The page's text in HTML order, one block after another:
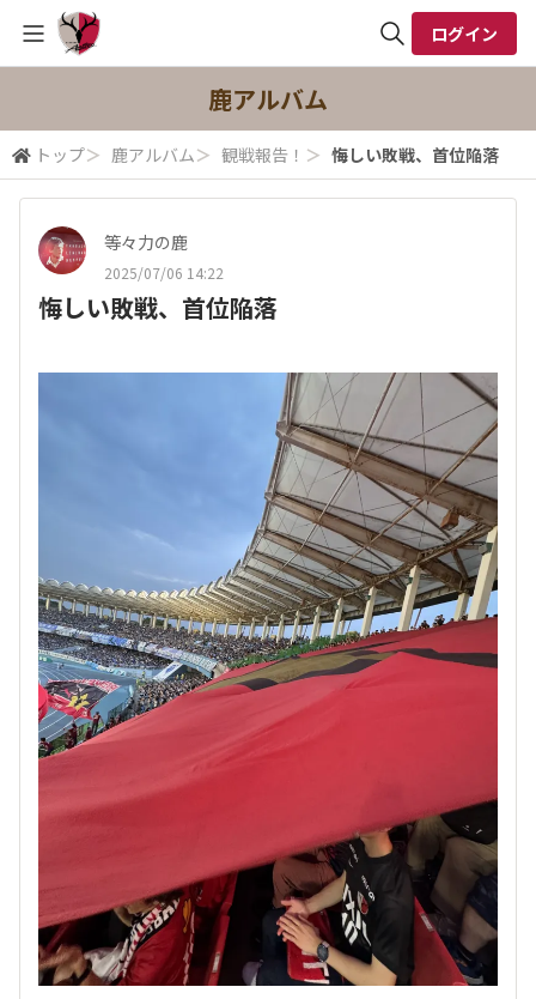
検索
ログイン
鹿アルバム
トップ＞ 鹿アルバム＞ 観戦報告！ ＞ 悔しい敗戦、首位陥落
等々力の鹿
2025/07/06 14:22
悔しい敗戦、首位陥落